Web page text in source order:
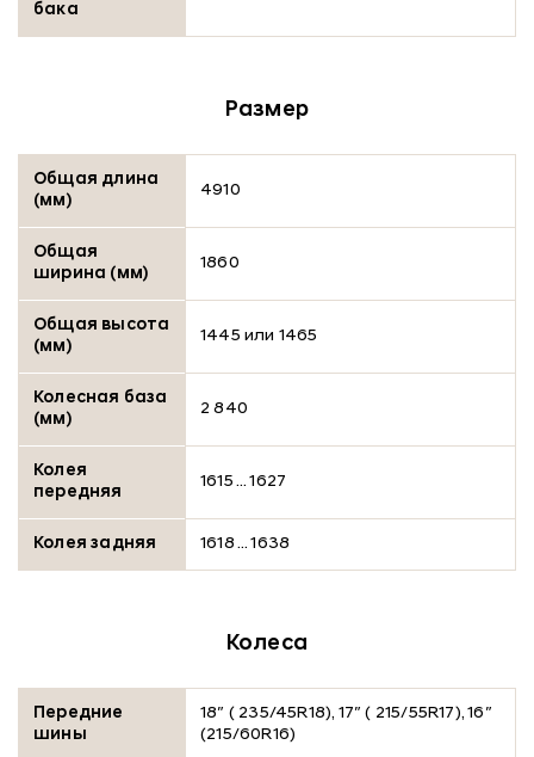
бака
Размер
Общая длина
(мм)
4910
Общая
ширина (мм)
1860
Общая высота
(мм)
1445 или 1465
Колесная база
(мм)
2 840
Колея
передняя
1615 … 1627
Колея задняя 1618 … 1638
Колеса
Передние
шины
18″ ( 235/45R18), 17″ ( 215/55R17), 16″
(215/60R16)